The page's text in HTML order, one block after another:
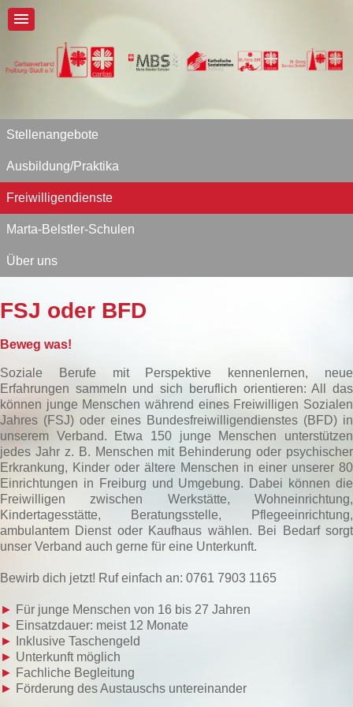
Stellenangebote
Ausbildung/Praktika
Freiwilligendienste
Marta-Belstler-Schulen
Über uns
FSJ oder BFD
Beweg was!
Soziale Berufe mit Perspektive kennenlernen, neue
Erfahrungen sammeln und sich beruflich orientieren: All das
können junge Menschen während eines Freiwilligen Sozialen
Jahres (FSJ) oder eines Bundesfreiwilligendienstes (BFD) in
unserem Verband. Etwa 150 junge Menschen unterstützen
jedes Jahr z. B. Menschen mit Behinderung oder psychischer
Erkrankung, Kinder oder ältere Menschen in einer unserer 80
Einrichtungen in Freiburg und Umgebung. Dabei können die
Freiwilligen zwischen Werkstätte, Wohneinrichtung,
Kindertagesstätte, Beratungsstelle, Pflegeeinrichtung,
ambulantem Dienst oder Kaufhaus wählen. Bei Bedarf sorgt
unser Verband auch gerne für eine Unterkunft.
Bewirb dich jetzt! Ruf einfach an: 0761 7903 1165
► Für junge Menschen von 16 bis 27 Jahren
► Einsatzdauer: meist 12 Monate
►
Inklusive Taschengeld
► Unterkunft möglich
► Fachliche Begleitung
► Förderung des Austauschs untereinander